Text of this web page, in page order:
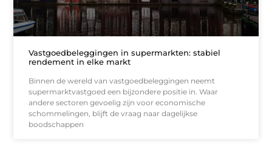
Vastgoedbeleggingen in supermarkten: stabiel
rendement in elke markt
Binnen de wereld van vastgoedbeleggingen neemt
supermarktvastgoed een bijzondere positie in. Waar
andere sectoren gevoelig zijn voor economische
schommelingen, blijft de vraag naar dagelijkse
boodschappen